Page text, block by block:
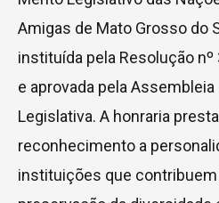
Amigas de Mato Grosso do
instituída pela Resolução
e aprovada pela Assembleia
Legislativa. A honraria presta
reconhecimento a
instituições que contribuem